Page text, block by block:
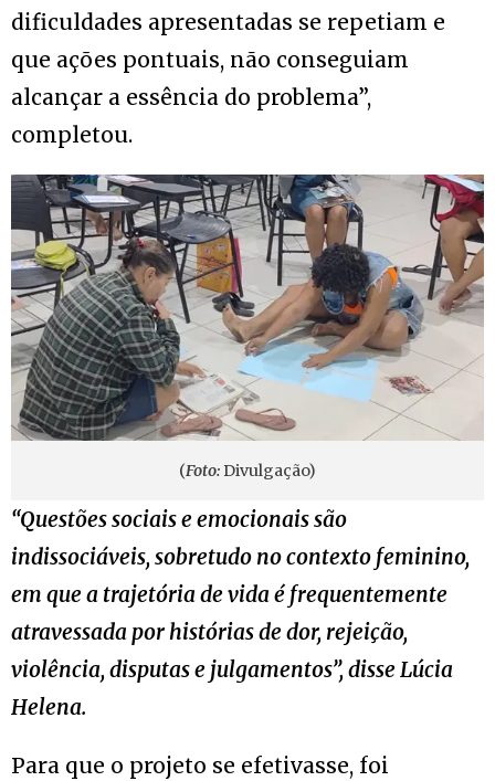
dificuldades apresentadas se repetiam e
que ações pontuais, não conseguiam
alcançar a essência do problema”,
completou.
(Foto:Divulgação)
“Questões sociais e emocionais são
indissociáveis, sobretudo no contexto feminino,
em que a trajetória de vida é frequentemente
atravessada por histórias de dor, rejeição,
violência, disputas e julgamentos”, disse Lúcia
Helena.
Para que o projeto se efetivasse, foi